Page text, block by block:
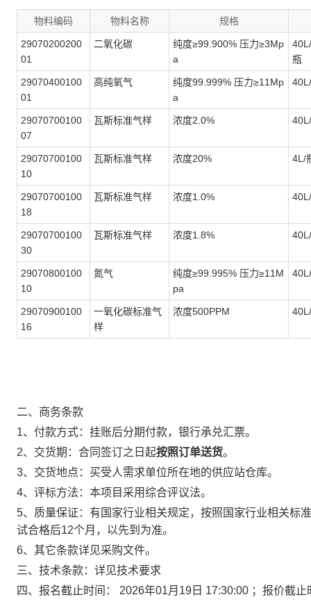
物料编码 物料名称 规格
29070200200
01
二氧化碳
纯度≥99.900% 压力≥3Mp
a
瓶
29070400100
01
高纯氧气
纯度99.999% 压力≥11Mp
a
29070700100
07
瓦斯标准气样 浓度2.0%
29070700100
10
瓦斯标准气样 浓度20% 4L/
29070700100
18
瓦斯标准气样 浓度1.0%
29070700100
30
瓦斯标准气样 浓度1.8%
29070800100
10
氮气
纯度≥99.995% 压力≥11M
pa
29070900100
16
一氧化碳标准气
样
浓度500PPM
二、 商务条款
1、付款方式：挂账后分期付款，银行承兑汇票。
2、 交货期：合同签订之日起按照订单送货。
3、交货地点：买受人需求单位所在地的供应站仓库。
4、评标方法：本项目采用综合评议法。
5、质量保证：有国家行业相关规定，按照国家行业相关标
试合格后12个月，以先到为准。
6、其它条款详见采购文件。
三、技术条款：详见技术要求
四、报名截止时间：
2026年01月19日 17:30:00 ；报价截止